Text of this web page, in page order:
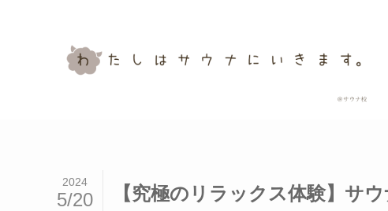
【究極のリラックス体験】サ
2024
5/20